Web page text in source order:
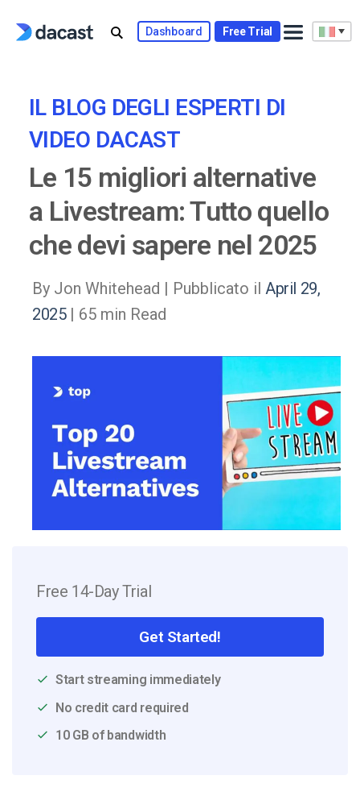
Dashboard Free Trial
IL BLOG DEGLI ESPERTI DI
VIDEO DACAST
Le 15 migliori alternative
a Livestream: Tutto quello
che devi sapere nel 2025
By Jon Whitehead | Pubblicato il April 29,
2025| 65 min Read
Free 14-Day Trial
Get Started!
Start streaming immediately
No credit card required
10 GB of bandwidth